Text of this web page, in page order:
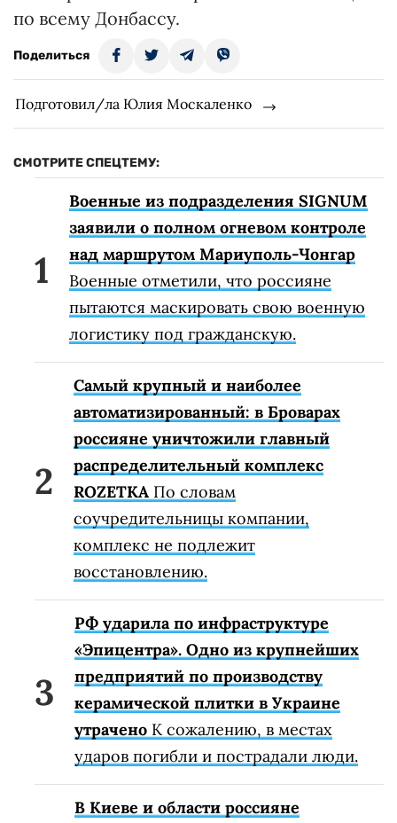
по всему Донбассу.
Поделиться
Подготовил/ла Юлия Москаленко
СМОТРИТЕ СПЕЦТЕМУ:
Военные из подразделения SIGNUM
заявили о полном огневом контроле
над маршрутом Мариуполь-Чонгар
Военные отметили, что россияне
пытаются маскировать свою военную
логистику под гражданскую.
Самый крупный и наиболее
автоматизированный: в Броварах
россияне уничтожили главный
распределительный комплекс
ROZETKA По словам
соучредительницы компании,
комплекс не подлежит
восстановлению.
РФ ударила по инфраструктуре
«Эпицентра». Одно из крупнейших
предприятий по производству
керамической плитки в Украине
утрачено К сожалению, в местах
ударов погибли и пострадали люди.
В Киеве и области россияне